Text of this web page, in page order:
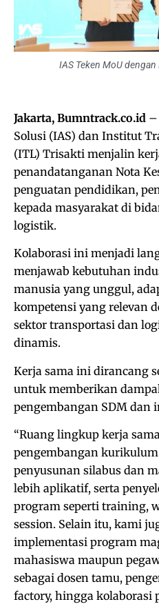
IAS Teken MoU
Jakarta, Bumntrack.co.id –
Solusi (IAS) dan Institut
(ITL) Trisakti menjalin
penandatanganan Nota
penguatan pendidikan,
kepada masyarakat di
logistik.
Kolaborasi ini menjadi
menjawab kebutuhan
manusia yang unggul,
kompetensi yang relevan
sektor transportasi dan
dinamis.
Kerja sama ini dirancang
untuk memberikan
pengembangan SDM dan
“Ruang lingkup kerja
pengembangan
penyusunan silabus dan
lebih aplikatif, serta
program seperti training,
session. Selain itu, kami
implementasi program
mahasiswa maupun
sebagai dosen tamu,
factory, hingga kolaborasi